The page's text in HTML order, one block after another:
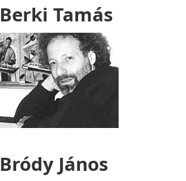
Berki Tamás
Bródy János